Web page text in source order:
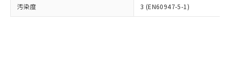
汚染度 3 (EN60947-5-1)
お客様が当ウェブサイト上で当社にご
※3 非含有証明書ダウンロード